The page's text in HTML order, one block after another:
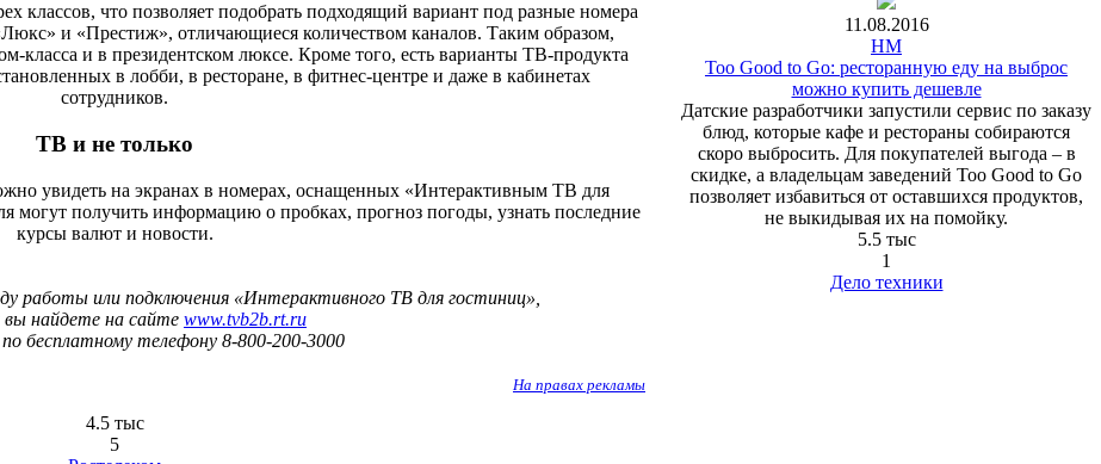
классов, что позволяет подобрать подходящий вариант под разные номера
и «Престиж», отличающиеся количеством каналов. Таким образом,
класса и в президентском люксе. Кроме того, есть варианты ТВ-продукта
в лобби, в ресторане, в фитнес-центре и даже в кабинетах
сотрудников.
ТВ и не только
увидеть на экранах в номерах, оснащенных «Интерактивным ТВ для
могут получить информацию о пробках, прогноз погоды, узнать последние
курсы валют и новости.
работы или подключения «Интерактивного ТВ для гостиниц»,
найдете на сайте www.tvb2b.rt.ru
по бесплатному телефону 8-800-200-3000
На правах рекламы
4.5 тыс
5
11.08.2016
HM
Too Good to Go: ресторанную еду на выброс
можно купить дешевле
Датские разработчики запустили сервис по заказу
блюд, которые кафе и рестораны собираются
скоро выбросить. Для покупателей выгода – в
скидке, а владельцам заведений Too Good to Go
позволяет избавиться от оставшихся продуктов,
не выкидывая их на помойку.
5.5 тыс
1
Дело техники